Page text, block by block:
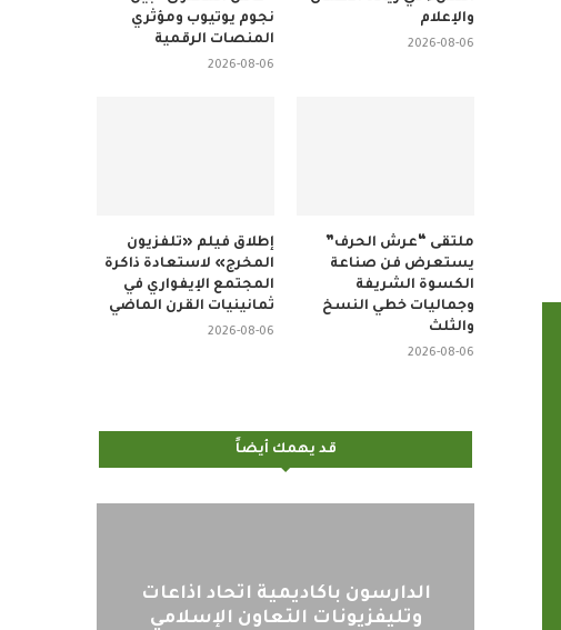
نجوم يوتيوب ومؤثري
المنصات الرقمية
2026-08-06
والإعلام
2026-08-06
إطلاق فيلم «تلفزيون
المخرج» لاستعادة ذاكرة
المجتمع الإيفواري في
ثمانينيات القرن الماضي
2026-08-06
ملتقى “عرش الحرف”
يستعرض فن صناعة
الكسوة الشريفة
وجماليات خطي النسخ
والثلث
2026-08-06
قد يهمك أيضاً
الدارسون باكاديمية اتحاد اذاعات
وتليفزيونات التعاون الإسلامي